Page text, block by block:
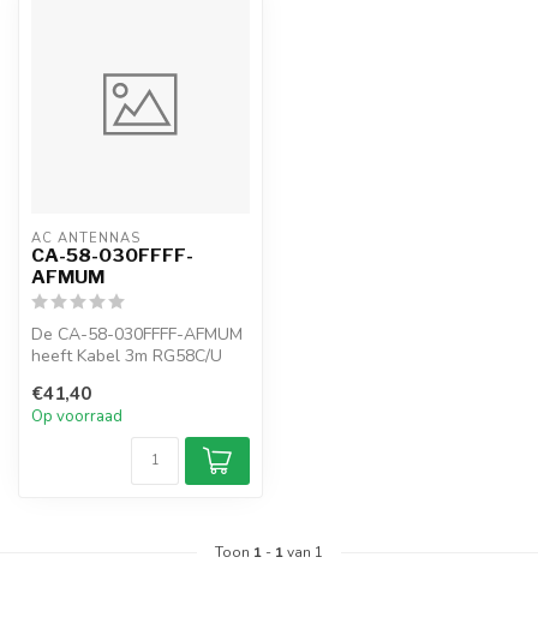
AC ANTENNAS
CA-58-030FFFF-
AFMUM
De CA-58-030FFFF-AFMUM
heeft Kabel 3m RG58C/U
connectoren & 2...
€41,40
Op voorraad
Toon 1 - 1van 1